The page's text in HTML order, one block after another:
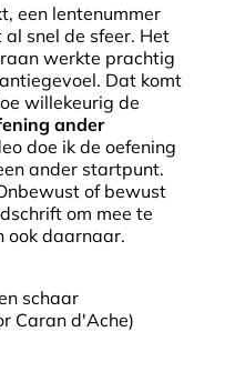
een lentenummer
snel de sfeer. Het
werkte prachtig
Dat komt
willekeurig de
ander
doe ik de oefening
ander startpunt.
of bewust
om mee te
ook daarnaar.
schaar
Caran d'Ache)